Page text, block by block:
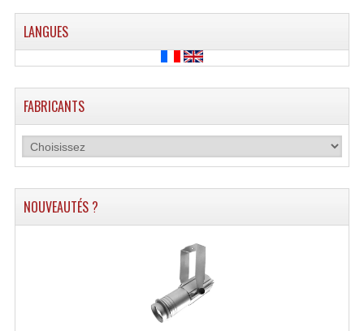
Le Matériel D´occasion
Accessoires Enceintes
Accessoires Micro, Pieds De Régie
Cellule (s)
LANGUES
FABRICANTS
NOUVEAUTÉS ?